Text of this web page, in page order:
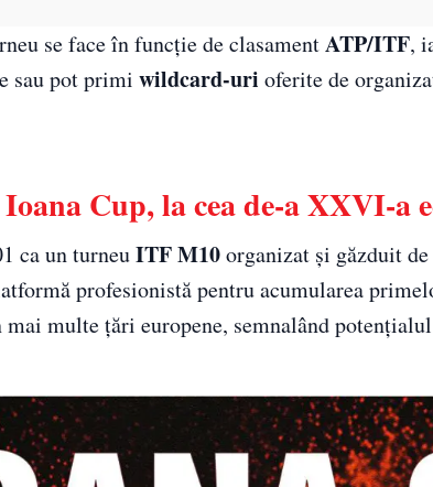
se face în funcție de clasamentATP/ITF,
sau pot primi wildcard-uri oferite de
Cup, la cea de-a XXVI-a
ca un turneuITF M10organizat și găzduit de
profesionistă pentru acumularea
multe țări europene, semnalând